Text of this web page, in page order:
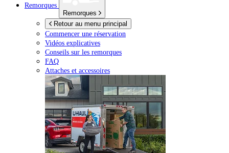
Remorques
Remorques
Retour au menu principal
Commencer une réservation
Vidéos explicatives
Conseils sur les remorques
FAQ
Attaches et accessoires